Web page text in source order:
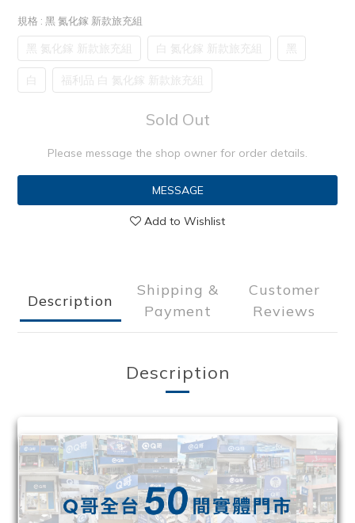
規格 : 黑 氮化鎵 新款旅充組
黑 氮化鎵 新款旅充組 白 氮化鎵 新款旅充組 黑
白 福利品 白 氮化鎵 新款旅充組
Sold Out
Please message the shop owner for order details.
MESSAGE
Add to Wishlist
Description
Shipping &
Payment
Customer
Reviews
Description